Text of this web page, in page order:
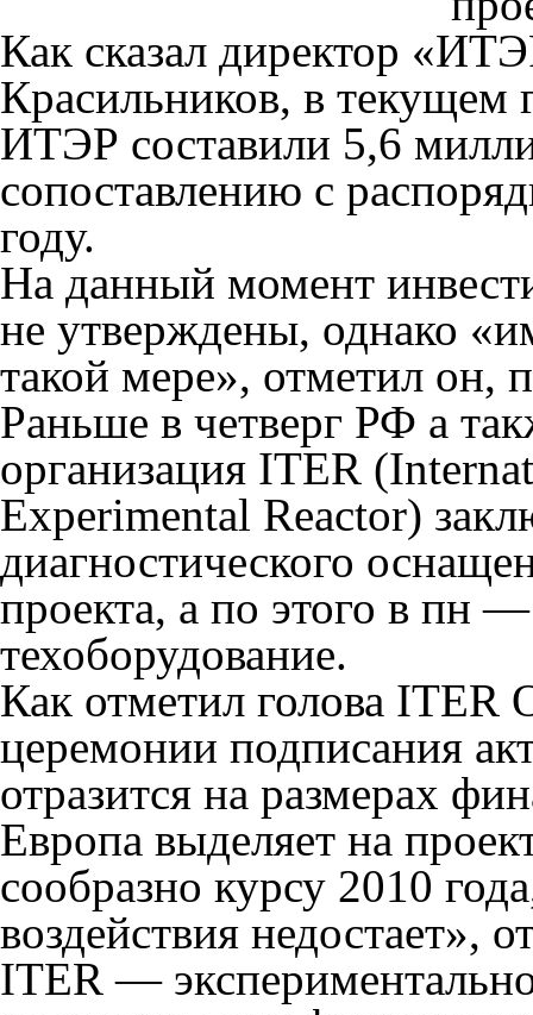
Как сказал директор
Красильников, в текущем
ИТЭР составили 5,6
сопоставлению с
году.
На данный момент
не утверждены, однако
такой мере», отметил он,
Раньше в четверг РФ а
организация ITER
Experimental Reactor)
диагностического
проекта, а по этого в пн
техоборудование.
Как отметил голова
церемонии подписания
отразится на размерах
Европа выделяет на
сообразно курсу 2010
воздействия недостает»,
ITER —